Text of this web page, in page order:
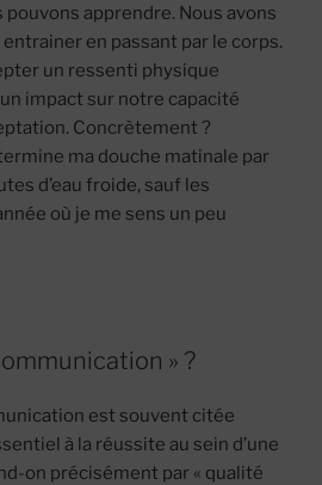
apprendre. Nous avons
en passant par le corps.
un ressenti physique
impact sur notre capacité
Concrètement ?
ma douche matinale par
d’eau froide, sauf les
où je me sens un peu
» ?
est souvent citée
à la réussite au sein d’une
on précisément par « qualité